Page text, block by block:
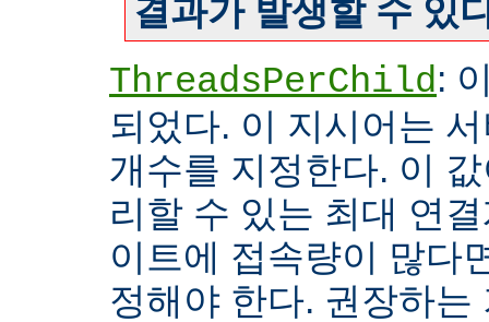
결과가 발생할 수 있
ThreadsPerChild:
되었다. 이 지시어는
개수를 지정한다. 이
리할 수 있는 최대 연
이트에 접속량이 많다
정해야 한다. 권장하는